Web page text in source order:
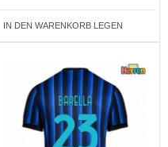
IN DEN WARENKORB LEGEN